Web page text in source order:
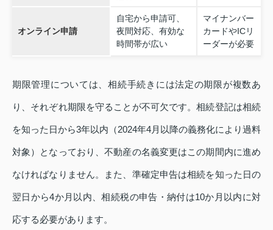
オンライン申請
自宅から申請可、
夜間対応、有効な
時間帯が広い
マイナンバー
カードやICリ
ーダーが必要
期限管理については、相続手続きには法定の期限が複数あ
り、それぞれ期限を守ることが不可欠です。相続登記は相続
を知った日から3年以内（2024年4月以降の義務化により過料
対象）となっており、不動産の名義変更はこの期間内に進め
なければなりません。また、準確定申告は相続を知った日の
翌日から4か月以内、相続税の申告・納付は10か月以内に対
応する必要があります。